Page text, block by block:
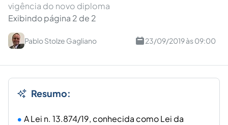
vigência do novo diploma
Exibindo página 2 de 2
Pablo Stolze Gagliano 23/09/2019 às 09:00
Resumo:
A Lei n. 13.874/19, conhecida como Lei da